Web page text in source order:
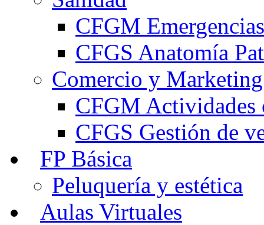
CFGM
CFGS Anatomía
Comercio y Marketing
CFGM Actividades
CFGS Gestión de
FP Básica
Peluquería y estética
Aulas Virtuales